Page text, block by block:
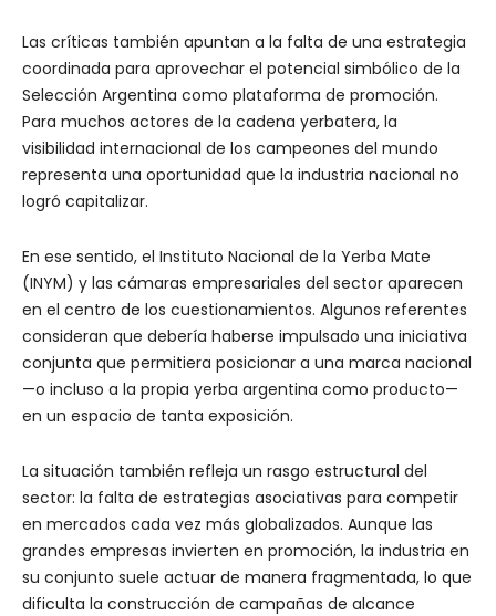
Las críticas también apuntan a la falta de una estrategia
coordinada para aprovechar el potencial simbólico de la
Selección Argentina como plataforma de promoción.
Para muchos actores de la cadena yerbatera, la
visibilidad internacional de los campeones del mundo
representa una oportunidad que la industria nacional no
logró capitalizar.
En ese sentido, el Instituto Nacional de la Yerba Mate
(INYM) y las cámaras empresariales del sector aparecen
en el centro de los cuestionamientos. Algunos referentes
consideran que debería haberse impulsado una iniciativa
conjunta que permitiera posicionar a una marca nacional
—o incluso a la propia yerba argentina como producto—
en un espacio de tanta exposición.
La situación también refleja un rasgo estructural del
sector: la falta de estrategias asociativas para competir
en mercados cada vez más globalizados. Aunque las
grandes empresas invierten en promoción, la industria en
su conjunto suele actuar de manera fragmentada, lo que
dificulta la construcción de campañas de alcance